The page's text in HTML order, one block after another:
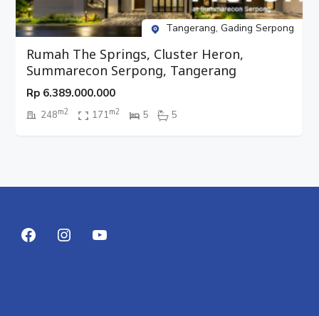
Tangerang, Gading Serpong
Rumah The Springs, Cluster Heron,
Summarecon Serpong, Tangerang
Rp 6.389.000.000
248m2 171m2 5 5